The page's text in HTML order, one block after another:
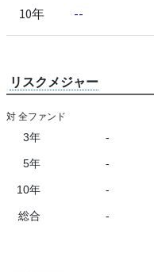
10年 --
リスクメジャー
対 全ファンド
3年 -
5年 -
10年 -
総合 -